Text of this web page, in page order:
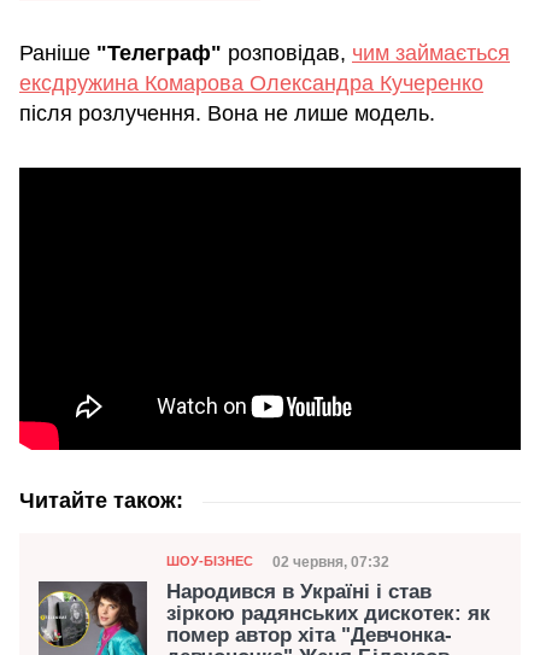
Раніше "Телеграф" розповідав, чим займається
ексдружина Комарова Олександра Кучеренко
після розлучення. Вона не лише модель.
Читайте також:
Категорія
ШОУ-БІЗНЕС Дата публікації
02 червня, 07:32
Народився в Україні і став
зіркою радянських дискотек: як
помер автор хіта "Девчонка-